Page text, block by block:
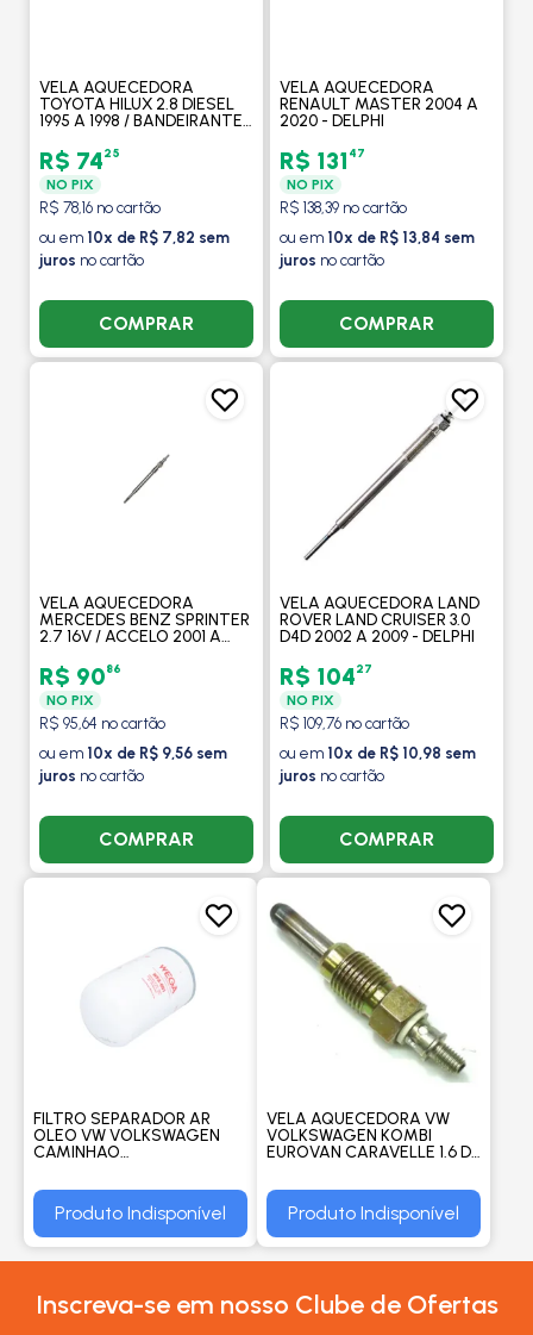
VELA AQUECEDORA
TOYOTA HILUX 2.8 DIESEL
1995 A 1998 / BANDEIRANTES
R$ 7425
NO PIX
R$ 78,16 no cartão
ou em 10x de R$ 7,82 sem
juros no cartão
COMPRAR
VELA AQUECEDORA
RENAULT MASTER 2004 A
2020 - DELPHI
R$ 131 47
NO PIX
R$ 138,39 no cartão
ou em 10x de R$ 13,84 sem
juros no cartão
COMPRAR
VELA AQUECEDORA
MERCEDES BENZ SPRINTER
2.7 16V / ACCELO 2001 A
R$ 9086
NO PIX
R$ 95,64 no cartão
ou em 10x de R$ 9,56 sem
juros no cartão
COMPRAR
VELA AQUECEDORA LAND
ROVER LAND CRUISER 3.0
D4D 2002 A 2009 - DELPHI
R$ 10427
NO PIX
R$ 109,76 no cartão
ou em 10x de R$ 10,98 sem
juros no cartão
COMPRAR
FILTRO SEPARADOR AR
OLEO VW VOLKSWAGEN
CAMINHAO
CONSTELLATION 19.330 /
2012 EM DIANTE - WEGA
Produto Indisponível
VELA AQUECEDORA VW
VOLKSWAGEN KOMBI
EUROVAN CARAVELLE 1.6 D
Produto Indisponível
Inscreva-se em nosso Clube de Ofertas